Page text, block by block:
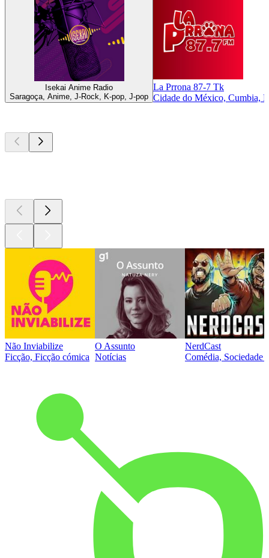
Isekai Anime Radio
Saragoça, Anime, J-Rock, K-pop, J-pop
La Prrona 87-7 Tk
Cidade do México, Cumbia,
Não Inviabilize
Ficção, Ficção cómica
O Assunto
Notícias
NerdCast
Comédia, Sociedade